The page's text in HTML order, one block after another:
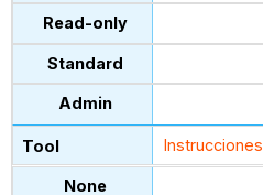
Instrucciones